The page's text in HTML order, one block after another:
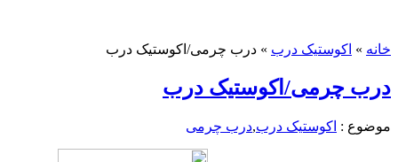
خانه » اکوستیک درب » درب چرمی/اکوستیک درب
درب چرمی/اکوستیک درب
موضوع : اکوستیک درب,درب چرمی